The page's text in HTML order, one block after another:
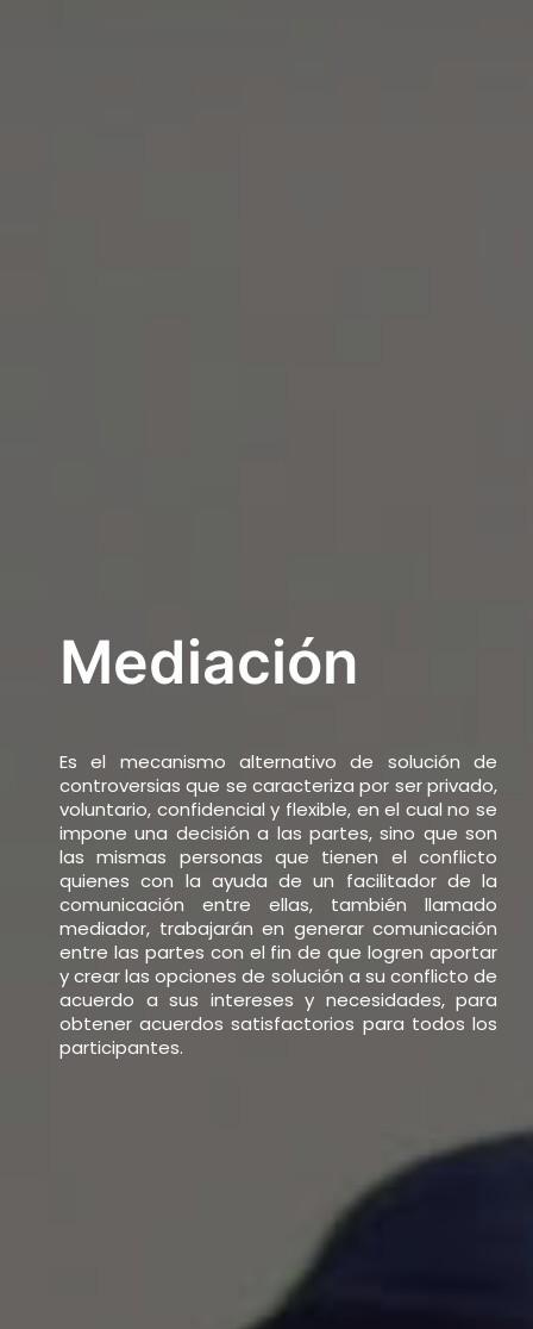
Mediación
Es el mecanismo alternativo de solución de
controversias que se caracteriza por ser privado,
voluntario, confidencial y flexible, en el cual no se
impone una decisión a las partes, sino que son
las mismas personas que tienen el conflicto
quienes con la ayuda de un facilitador de la
comunicación entre ellas, también llamado
mediador, trabajarán en generar comunicación
entre las partes con el fin de que logren aportar
y crear las opciones de solución a su conflicto de
acuerdo a sus intereses y necesidades, para
obtener acuerdos satisfactorios para todos los
participantes.